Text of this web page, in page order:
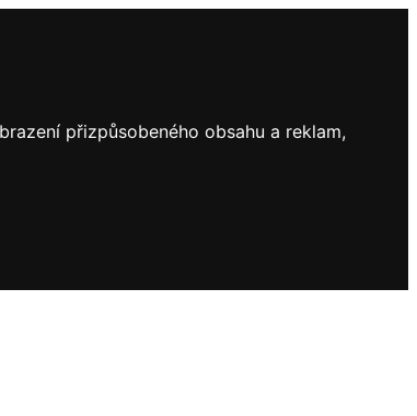
přizpůsobeného obsahu a reklam,